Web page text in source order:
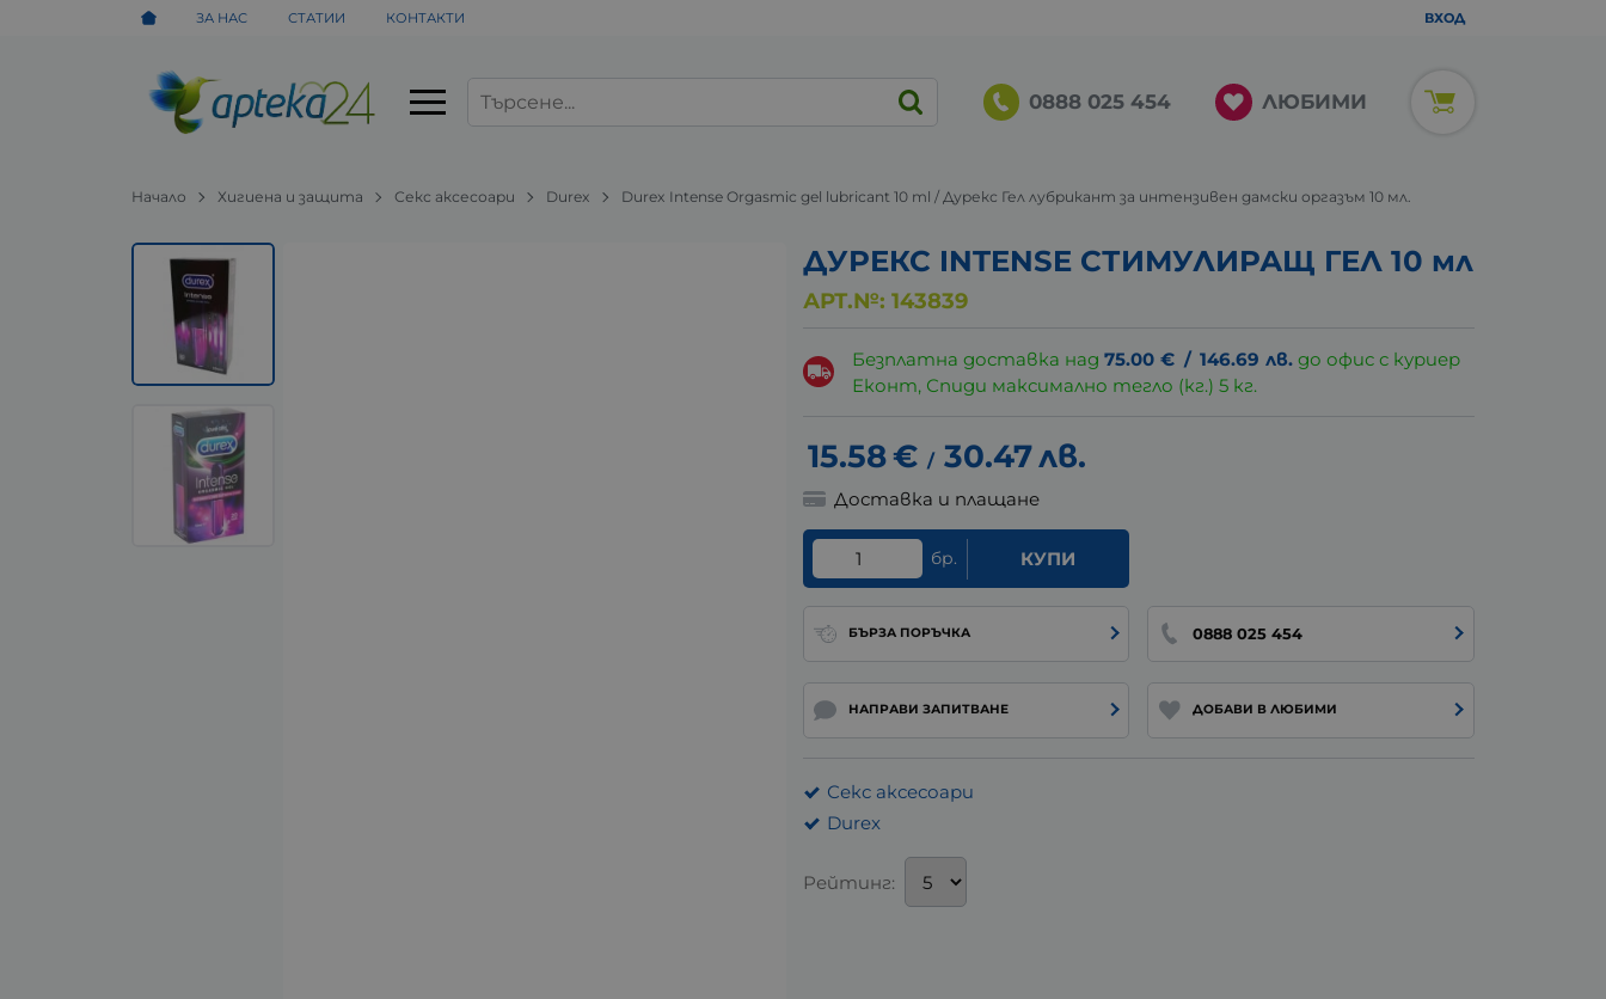
ЗА НАС СТАТИИ КОНТАКТИ ВХОД
0888 025 454 ЛЮБИМИ
Начало Хигиена и защита Секс аксесоари Durex Durex Intense Orgasmic gel lubricant 10 ml / Дурекс Гел лубрикант за интензивен дамски оргазъм 10 мл.
ДУРЕКС INTENSE СТИМУЛИРАЩ ГЕЛ 10 мл
АРТ.№: 143839
Безплатна доставка над75.00 € / 146.69 лв. до офис с куриер
Еконт, Спиди максимално тегло (кг.) 5 кг.
15.58€ / 30.47лв.
Доставка и плащане
бр. КУПИ
БЪРЗА ПОРЪЧКА 0888 025 454
НАПРАВИ ЗАПИТВАНЕ ДОБАВИ В ЛЮБИМИ
Секс аксесоари
Durex
Рейтинг: